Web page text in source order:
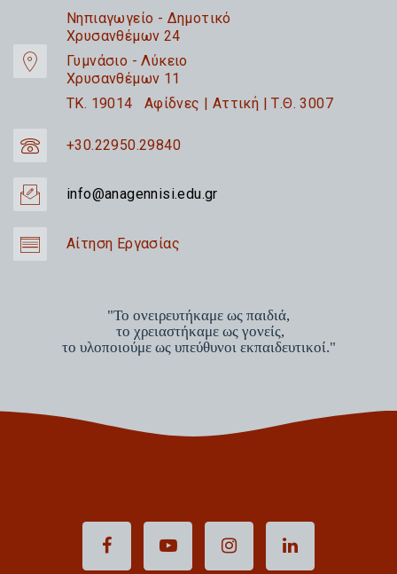
Nηπιαγωγείο - Δημοτικό
Χρυσανθέμων 24
Γυμνάσιο - Λύκειο
Χρυσανθέμων 11
TK. 19014 Αφίδνες | Αττική | Τ.Θ. 3007
+30.22950.29840
info@anagennisi.edu.gr
Αίτηση Εργασίας
"Το ονειρευτήκαμε ως παιδιά,
το χρειαστήκαμε ως γονείς,
το υλοποιούμε ως υπεύθυνοι εκπαιδευτικοί."